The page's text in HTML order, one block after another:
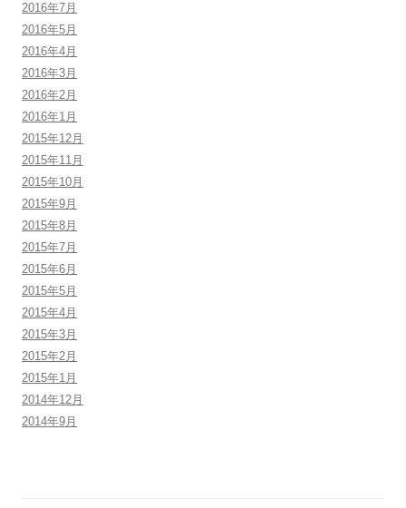
2016年7月
2016年5月
2016年4月
2016年3月
2016年2月
2016年1月
2015年12月
2015年11月
2015年10月
2015年9月
2015年8月
2015年7月
2015年6月
2015年5月
2015年4月
2015年3月
2015年2月
2015年1月
2014年12月
2014年9月